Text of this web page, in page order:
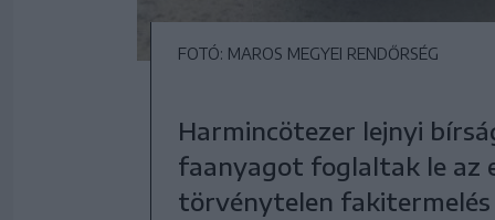
FOTÓ: MAROS MEGYEI RENDŐRSÉG
Harmincötezer lejnyi
faanyagot foglaltak le az
törvénytelen fakitermelés